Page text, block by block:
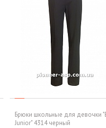
Брюки школьные для девочки
Junior" 4314 черный